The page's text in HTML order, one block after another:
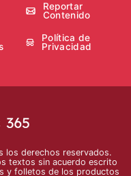
Reportar
Contenido
Política de
Privacidad
derechos reservados.
textos sin acuerdo escrito
y folletos de los productos